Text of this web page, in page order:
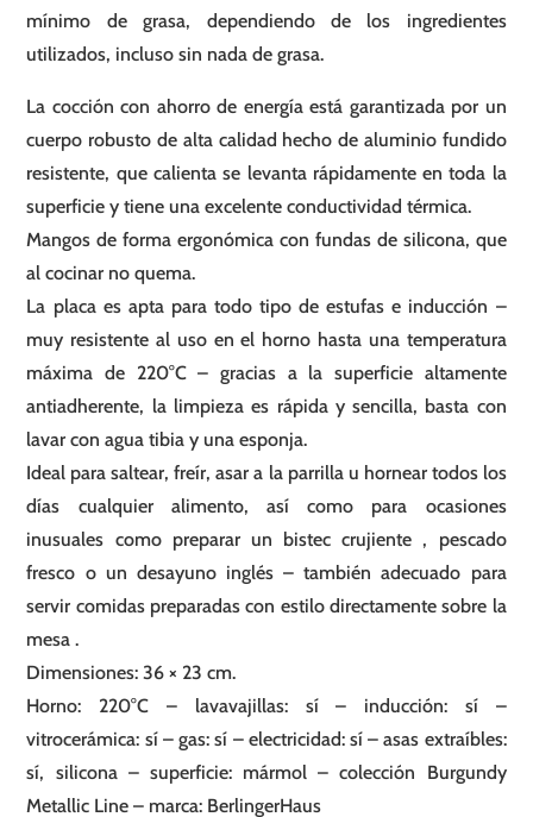
mínimo de grasa, dependiendo de los ingredientes
utilizados, incluso sin nada de grasa.
La cocción con ahorro de energía está garantizada por un
cuerpo robusto de alta calidad hecho de aluminio fundido
resistente, que calienta se levanta rápidamente en toda la
superficie y tiene una excelente conductividad térmica.
Mangos de forma ergonómica con fundas de silicona, que
al cocinar no quema.
La placa es apta para todo tipo de estufas e inducción –
muy resistente al uso en el horno hasta una temperatura
máxima de 220°C – gracias a la superficie altamente
antiadherente, la limpieza es rápida y sencilla, basta con
lavar con agua tibia y una esponja.
Ideal para saltear, freír, asar a la parrilla u hornear todos los
días cualquier alimento, así como para ocasiones
inusuales como preparar un bistec crujiente , pescado
fresco o un desayuno inglés – también adecuado para
servir comidas preparadas con estilo directamente sobre la
mesa .
Dimensiones: 36 × 23 cm.
Horno: 220°C – lavavajillas: sí – inducción: sí –
vitrocerámica: sí – gas: sí – electricidad: sí – asas extraíbles:
sí, silicona – superficie: mármol – colección Burgundy
Metallic Line – marca: BerlingerHaus